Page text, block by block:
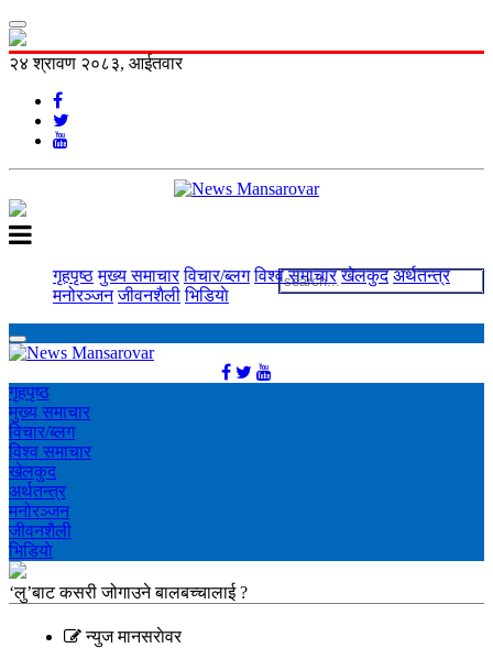
२४ श्रावण २०८३, आईतवार
गृहपृष्ठ मुख्य समाचार विचार/ब्लग विश्व समाचार खेलकुद अर्थतन्त्र
मनोरञ्‍जन जीवनशैली भिडियाे
गृहपृष्ठ
मुख्य समाचार
विचार/ब्लग
विश्व समाचार
खेलकुद
अर्थतन्त्र
मनोरञ्‍जन
जीवनशैली
भिडियाे
‘लु’बाट कसरी जोगाउने बालबच्चालाई ?
न्युज मानसराेवर